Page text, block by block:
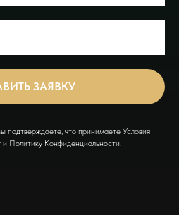
ЗАЯВКУ
подтверждаете, что принимаете Условия
и Политику Конфиденциальности.